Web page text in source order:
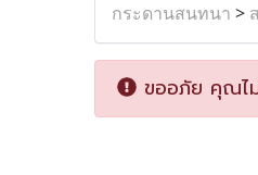
กระดานสนทนา >
ขออภัย คุณไม่